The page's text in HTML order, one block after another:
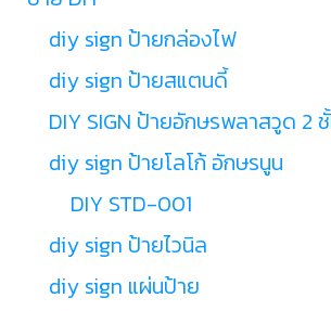
diy sign ป้ายกล่องไฟ
diy sign ป้ายสแตนดี้
DIY SIGN ป้ายอักษรพลาสวูด 2
diy sign ป้ายโลโก้ อักษรนูน
DIY STD-001
diy sign ป้ายไวนิล
diy sign แผ่นป้าย